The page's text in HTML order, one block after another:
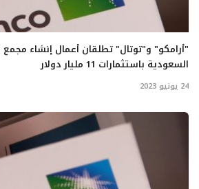
"أرامكو" و"توتال" تطلقان أعمال إنشاء مجمع
السعودية باستثمارات 11 مليار دولار
24 يونيو 2023